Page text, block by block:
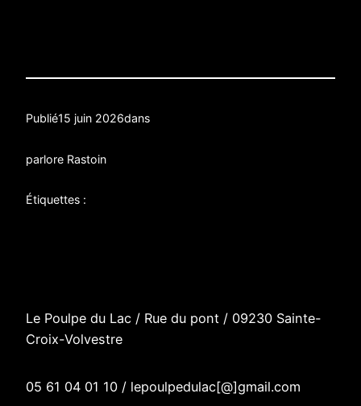
Publié15 juin 2026dans
parlore Rastoin
Étiquettes :
Le Poulpe du Lac / Rue du pont / 09230 Sainte-
Croix-Volvestre
05 61 04 01 10 / lepoulpedulac[@]gmail.com